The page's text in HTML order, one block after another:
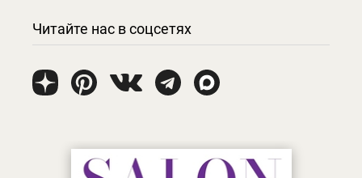
Читайте нас в соцсетях